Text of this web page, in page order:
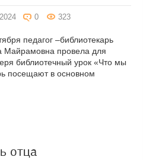
0 323
педагог –библиотекарь
Майрамовна провела для
библиотечный урок «Что мы
посещают в основном
отца